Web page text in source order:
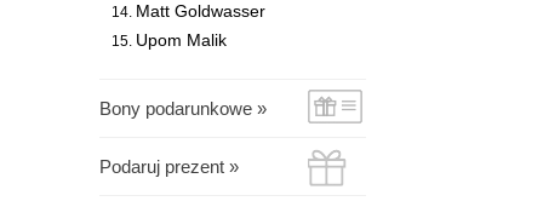
Matt Goldwasser
Upom Malik
Bony podarunkowe »
Podaruj prezent »